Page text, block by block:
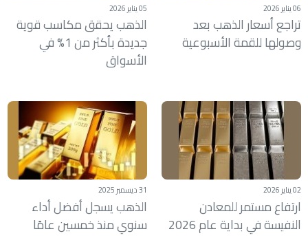
06 يناير 2026
تراجع أسعار الذهب بعد
وصولها للقمة الأسبوعية
05 يناير 2026
الذهب يحقق مكاسب قوية
جديدة بأكثر من 1% في
الأسواق
02 يناير 2026
ارتفاع مستمر للمعادن
النفيسة في بداية عام 2026
31 ديسمبر 2025
الذهب يسجل أفضل أداء
سنوي منذ خمسين عامًا